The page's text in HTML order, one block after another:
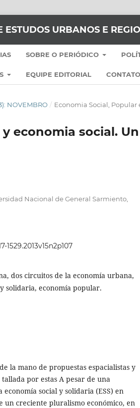
ESTUDOS URBANOS E
SOBRE O PERIÓDICO
EQUIPE EDITORIAL CONTATO
NOVEMBRO / Economia Social, Popular
economia social.
Nacional de General Sarmiento,
1529.2013v15n2p107
dos circuitos de la economía urbana,
solidaria, economía popular.
la mano de propuestas espacialistas y
por estas A pesar de una
social y solidaria (ESS) en
un creciente pluralismo económico, en